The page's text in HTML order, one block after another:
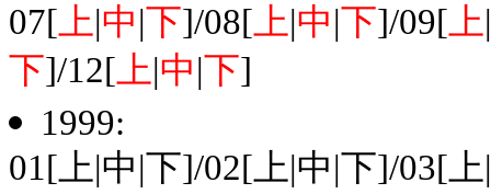
07[ 上|中|下]/08[ 上|中|下]/09[ 上|
下]/12[ 上|中|下]
1999:
01[上|中|下]/02[上|中|下]/03[